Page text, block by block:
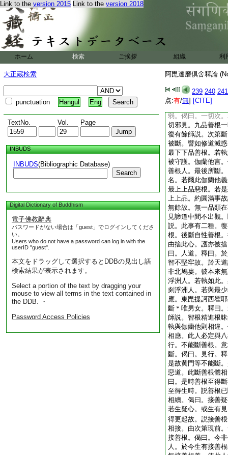
Link to the version 2015 Link to the version 2018
ホーム 検索 ご挨拶 組織 利
大正蔵検索
punctuation Hangul Eng
TextNo. Vol. Page
INBUDS
INBUDS(Bibliographic Database)
Search
Digital Dictionary of Buddhism
電子佛教辭典
パスワードがない場合は「guest」でログインしてくださ
い。
Users who do not have a password can log in with the
userID "guest".
本文をドラッグして選択するとDDBの見出し語
検索結果が表示されます。
Select a portion of the text by dragging your
mouse to view all terms in the text contained in
the DDB. ・
Password Access Policies
阿毘達磨倶舍釋論
239 240 241
点:有/無] [CITE]
説國土爲劫所燒。
界生得善。釋曰。
無色界善根不相應
何。將彼論云。＊
由令相續非彼器故
一切加行得善已退
縁何境界。偈曰。
能撥因。謂無善惡
所有果報。此二邪
部師説。如此縁有
界不縁非同分界。
弱。偈曰。一切次
切邪見。九品善根
復有餘師説。次第
被斷。譬如修道滅
最下下品善根。若
被守護。伽蘭他言
善根人。最後所斷
名。若爾此伽蘭他
最上上品惡根。若
上上品。約圓滿事
無餘故。無一品類
見諦道中間不出觀
説。此事有二種。
根。後斷自性善根
由捨此心。護亦被
曰。人道。釋曰。
智不堅牢故。於天
非北鳩婁。彼本來
浮洲人。若執如此
剡浮洲人。若與最
應。東毘提訶西瞿
斷＊唯男女。釋曰
師説。智根精進根
執與伽蘭他則相違
相應。此人必定與
行。不能斷善根。
斷。偈曰。見行。
是故黄門等不能斷
惡道。此斷善根體
曰。是時善根至得
至得生時。説善根
相續。偈曰。接善
若生疑心。或生有
得更起故。説接善
相接。由次第現前
接善根。偈曰。今
人。於今生有接善